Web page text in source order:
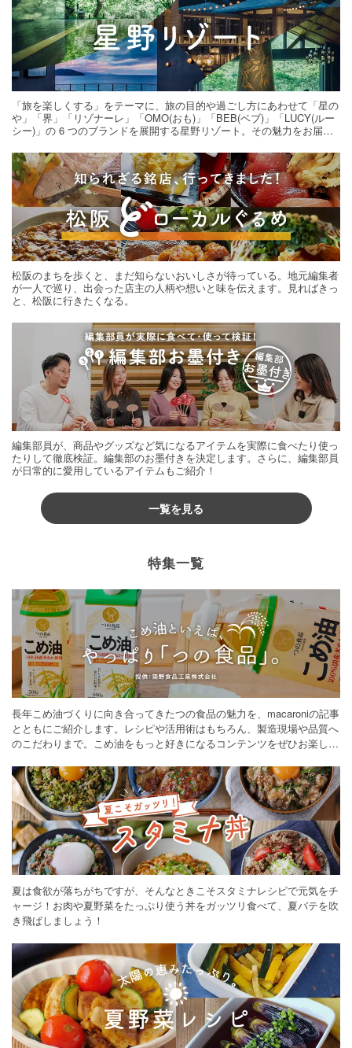
「旅を楽しくする」をテーマに、旅の目的や過ごし方にあわせて「星の
や」「界」「リゾナーレ」「OMO(おも)」「BEB(ベブ)」「LUCY(ルー
シー)」の 6 つのブランドを展開する星野リゾート。その魅力をお届け
松阪のまちを歩くと、まだ知らないおいしさが待っている。地元編集者
が一人で巡り、出会った店主の人柄や想いと味を伝えます。見ればきっ
と、松阪に行きたくなる。
編集部員が、商品やグッズなど気になるアイテムを実際に食べたり使っ
たりして徹底検証。編集部のお墨付きを決定します。さらに、編集部員
が日常的に愛用しているアイテムもご紹介！
一覧を見る
特集一覧
長年こめ油づくりに向き合ってきたつの食品の魅力を、macaroniの記事
とともにご紹介します。レシピや活用術はもちろん、製造現場や品質へ
のこだわりまで。こめ油をもっと好きになるコンテンツをぜひお楽しみ
夏は食欲が落ちがちですが、そんなときこそスタミナレシピで元気をチ
ャージ！お肉や夏野菜をたっぷり使う丼をガッツリ食べて、夏バテを吹
き飛ばしましょう！